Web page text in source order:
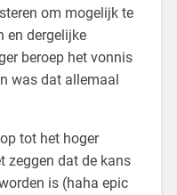
om mogelijk te
en dergelijke
beroep het vonnis
was dat allemaal
tot het hoger
zeggen dat de kans
is (haha epic